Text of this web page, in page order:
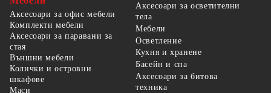
Аксесоари за офис мебели
Комплекти мебели
Аксесоари за паравани за
стая
Външни мебели
Колички и островни
шкафове
Маси
Аксесоари за осветителни
тела
Мебели
Осветление
Кухня и хранене
Басейн и спа
Аксесоари за битова
техника